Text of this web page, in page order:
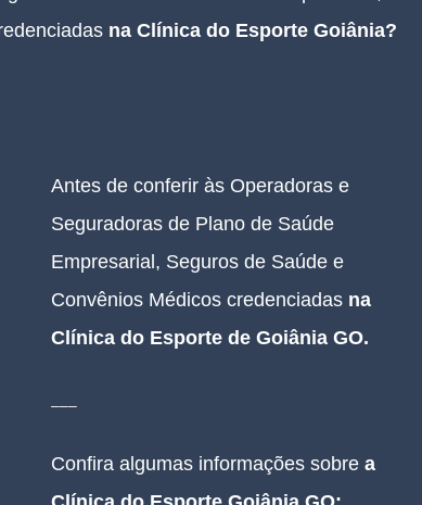
na Clínica do Esporte Goiânia?
Antes de conferir às Operadoras e
Seguradoras de Plano de Saúde
Empresarial, Seguros de Saúde e
Convênios Médicos credenciadas na
Clínica do Esporte de Goiânia GO.
___
Confira algumas informações sobre a